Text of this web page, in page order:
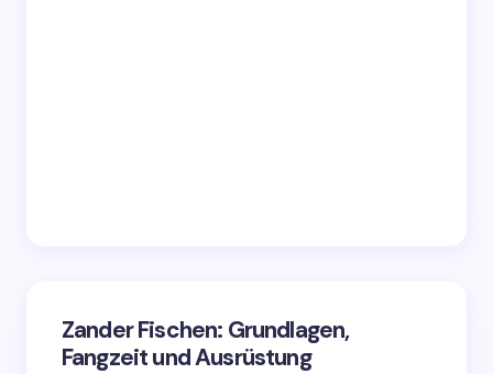
Zander Fischen: Grundlagen,
Fangzeit und Ausrüstung